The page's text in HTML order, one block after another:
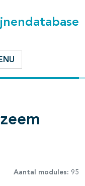
Aantal modules: 95